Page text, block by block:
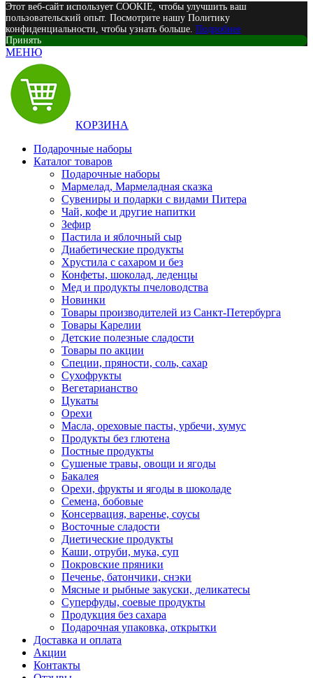
Этот веб-сайт использует COOKIE, чтобы улучшить ваш
пользовательский опыт. Посмотрите нашу Политику
конфиденциальности, чтобы узнать больше. Подробнее
Принять
МЕНЮ
КОРЗИНА
Подарочные наборы
Каталог товаров
Подарочные наборы
Мармелад, Мармеладная сказка
Сувениры и подарки с видами Питера
Чай, кофе и другие напитки
Зефир
Пастила и яблочный сыр
Диабетические продукты
Хрустила с сахаром и без
Конфеты, шоколад, леденцы
Мед и продукты пчеловодства
Новинки
Товары производителей из Санкт-Петербурга
Товары Карелии
Детские полезные сладости
Товары по акции
Специи, пряности, соль, сахар
Сухофрукты
Вегетарианство
Цукаты
Орехи
Масла, ореховые пасты, урбечи, хумус
Продукты без глютена
Постные продукты
Сушеные травы, овощи и ягоды
Бакалея
Орехи, фрукты и ягоды в шоколаде
Семена, бобовые
Консервация, варенье, соусы
Восточные сладости
Диетические продукты
Каши, отруби, мука, суп
Покровские пряники
Печенье, батончики, снэки
Мясные и рыбные закуски, деликатесы
Суперфуды, соевые продукты
Продукция без сахара
Подарочная упаковка, открытки
Доставка и оплата
Акции
Контакты